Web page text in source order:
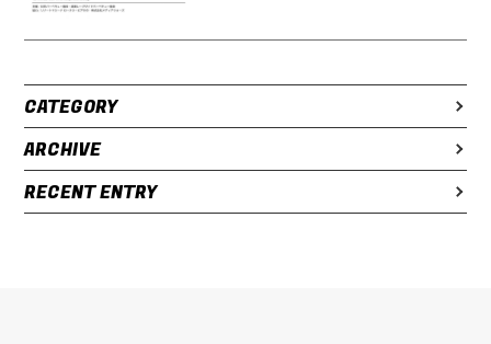
CATEGORY
ARCHIVE
RECENT ENTRY